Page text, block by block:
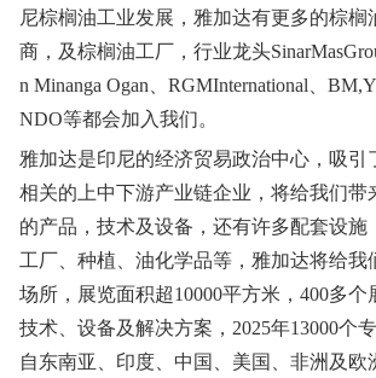
尼棕榈油工业发展，雅加达有更多的棕榈
商，及棕榈油工厂，行业龙头
n Minanga Ogan、RGMInternational、
NDO等都会加入我们。
雅加达是印尼的经济贸易政治中心，吸引
相关的上中下游产业链企业，将给我们带
的产品，技术及设备，还有许多配套设施
工厂、种植、油化学品等，雅加达将给我
场所，展览面积超10000平方米，400多
技术、设备及解决方案，2025年13000个
自东南亚、印度、中国、美国、非洲及欧